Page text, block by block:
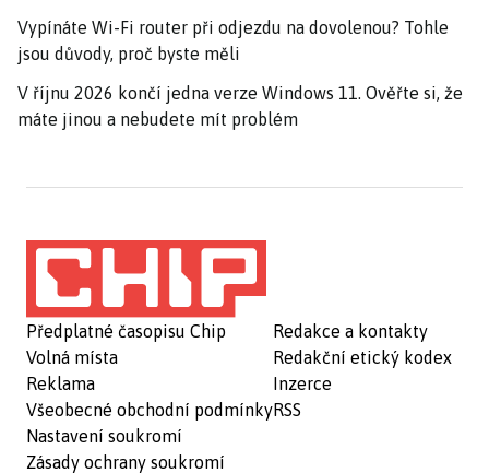
Vypínáte Wi-Fi router při odjezdu na dovolenou? Tohle
jsou důvody, proč byste měli
V říjnu 2026 končí jedna verze Windows 11. Ověřte si, že
máte jinou a nebudete mít problém
Předplatné časopisu Chip
Volná místa
Reklama
Všeobecné obchodní podmínky
Nastavení soukromí
Zásady ochrany soukromí
Redakce a kontakty
Redakční etický kodex
Inzerce
RSS